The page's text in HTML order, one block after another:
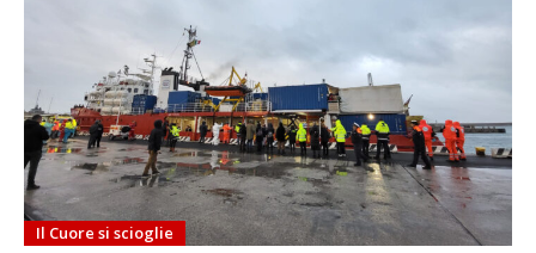
Il Cuore si scioglie